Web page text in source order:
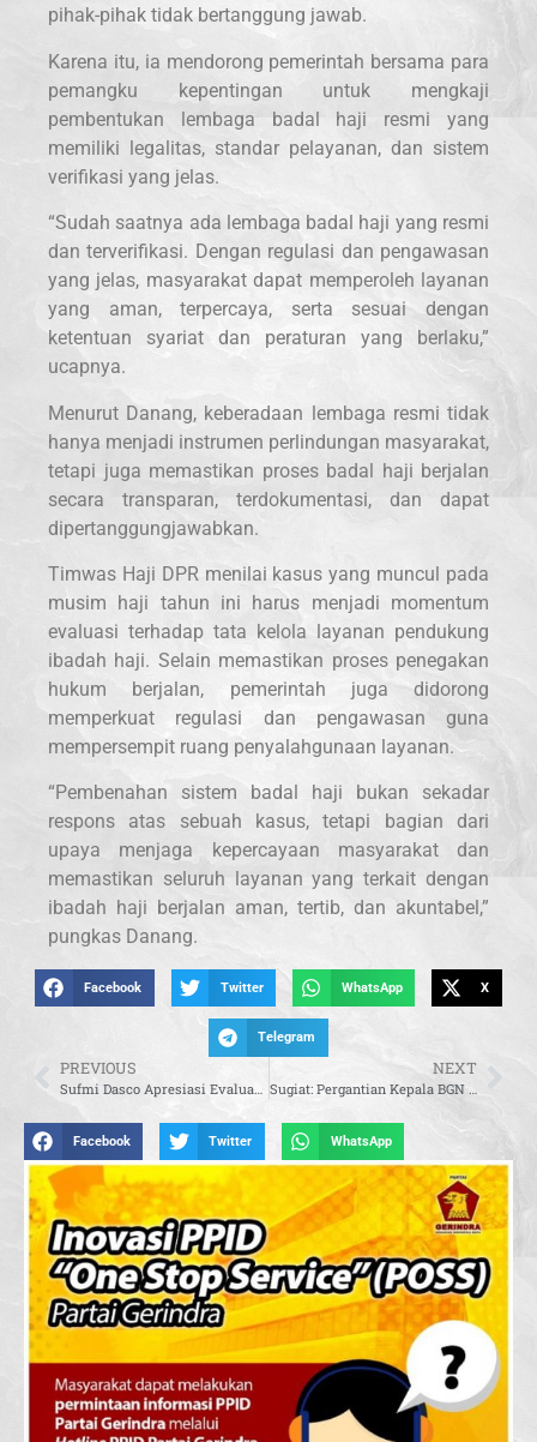
pihak-pihak tidak bertanggung jawab.
Karena itu, ia mendorong pemerintah bersama para
pemangku kepentingan untuk mengkaji
pembentukan lembaga badal haji resmi yang
memiliki legalitas, standar pelayanan, dan sistem
verifikasi yang jelas.
“Sudah saatnya ada lembaga badal haji yang resmi
dan terverifikasi. Dengan regulasi dan pengawasan
yang jelas, masyarakat dapat memperoleh layanan
yang aman, terpercaya, serta sesuai dengan
ketentuan syariat dan peraturan yang berlaku,”
ucapnya.
Menurut Danang, keberadaan lembaga resmi tidak
hanya menjadi instrumen perlindungan masyarakat,
tetapi juga memastikan proses badal haji berjalan
secara transparan, terdokumentasi, dan dapat
dipertanggungjawabkan.
Timwas Haji DPR menilai kasus yang muncul pada
musim haji tahun ini harus menjadi momentum
evaluasi terhadap tata kelola layanan pendukung
ibadah haji. Selain memastikan proses penegakan
hukum berjalan, pemerintah juga didorong
memperkuat regulasi dan pengawasan guna
mempersempit ruang penyalahgunaan layanan.
“Pembenahan sistem badal haji bukan sekadar
respons atas sebuah kasus, tetapi bagian dari
upaya menjaga kepercayaan masyarakat dan
memastikan seluruh layanan yang terkait dengan
ibadah haji berjalan aman, tertib, dan akuntabel,”
pungkas Danang.
Facebook Twitter WhatsApp X
Telegram
PREVIOUS NEXT
Facebook Twitter WhatsApp